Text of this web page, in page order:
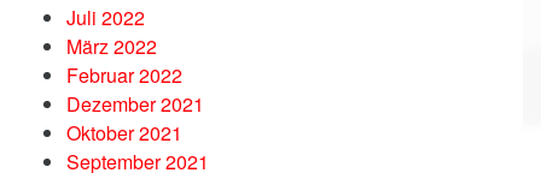
Juli 2022
März 2022
Februar 2022
Dezember 2021
Oktober 2021
September 2021